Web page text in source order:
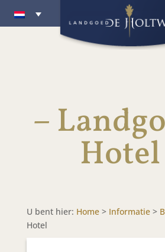
–
U bent hier: Home> Informatie>
Hotel